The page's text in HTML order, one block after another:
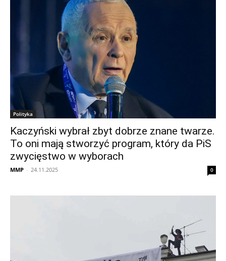
Polityka
Kaczyński wybrał zbyt dobrze znane twarze.
To oni mają stworzyć program, który da PiS
zwycięstwo w wyborach
MMP - 24.11.2025 0